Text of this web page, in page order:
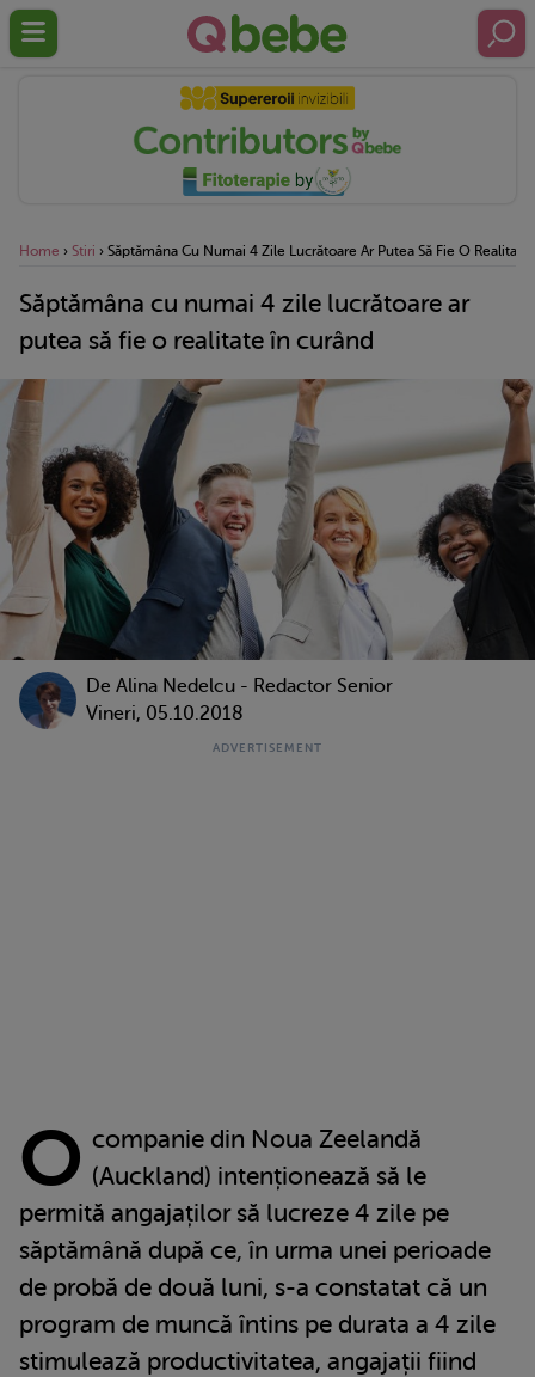
Home › Stiri › Săptămâna Cu Numai 4 Zile Lucrătoare Ar Putea Să Fie O Realitate
Săptămâna cu numai 4 zile lucrătoare ar
putea să fie o realitate în curând
De Alina Nedelcu - Redactor Senior
Vineri, 05.10.2018
O companie din Noua Zeelandă
(Auckland) intenționează să le
permită angajaților să lucreze 4 zile pe
săptămână după ce, în urma unei perioade
de probă de două luni, s-a constatat că un
program de muncă întins pe durata a 4 zile
stimulează productivitatea, angajații fiind